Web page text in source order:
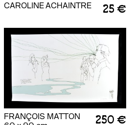
CAROLINE ACHAINTRE 25 €
FRANÇOIS MATTON
250 €